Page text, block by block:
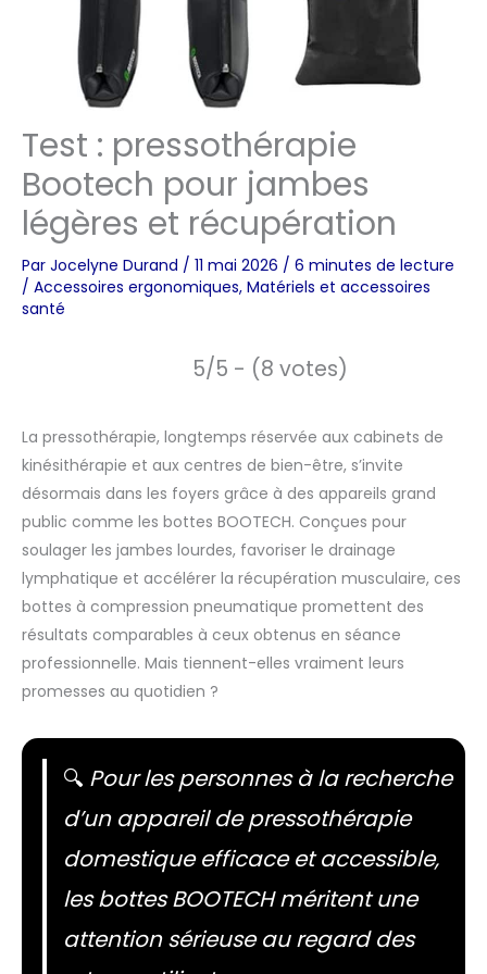
Test : pressothérapie
Bootech pour jambes
légères et récupération
Par Jocelyne Durand / 11 mai 2026 / 6 minutes de lecture
/ Accessoires ergonomiques, Matériels et accessoires
santé
5/5 - (8 votes)
La pressothérapie, longtemps réservée aux cabinets de
kinésithérapie et aux centres de bien-être, s’invite
désormais dans les foyers grâce à des appareils grand
public comme les bottes BOOTECH. Conçues pour
soulager les jambes lourdes, favoriser le drainage
lymphatique et accélérer la récupération musculaire, ces
bottes à compression pneumatique promettent des
résultats comparables à ceux obtenus en séance
professionnelle. Mais tiennent-elles vraiment leurs
promesses au quotidien ?
🔍 Pour les personnes à la recherche
d’un appareil de pressothérapie
domestique efficace et accessible,
les bottes BOOTECH méritent une
attention sérieuse au regard des